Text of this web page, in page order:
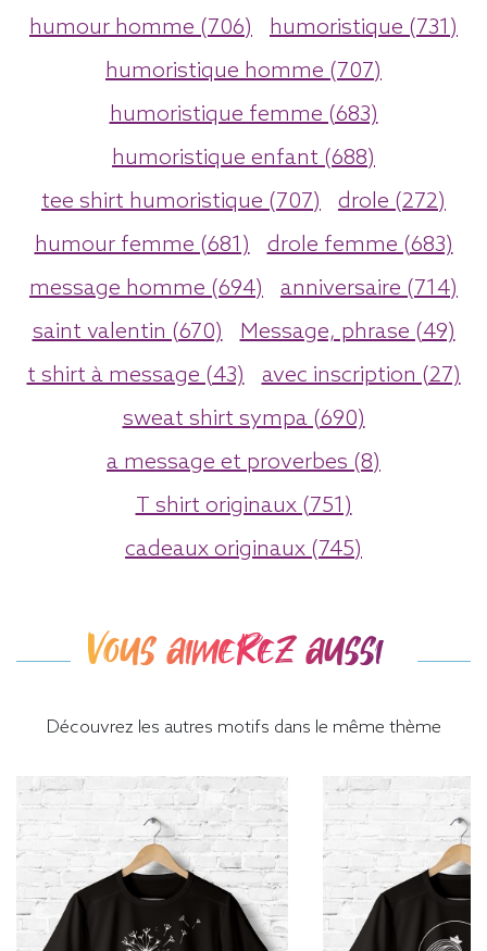
humour homme (706)
humoristique (731)
humoristique homme (707)
humoristique femme (683)
humoristique enfant (688)
tee shirt humoristique (707)
drole (272)
humour femme (681)
drole femme (683)
message homme (694)
anniversaire (714)
saint valentin (670)
Message, phrase (49)
t shirt à message (43)
avec inscription (27)
sweat shirt sympa (690)
a message et proverbes (8)
T shirt originaux (751)
cadeaux originaux (745)
Vous aimerez aussi
Découvrez les autres motifs dans le même thème